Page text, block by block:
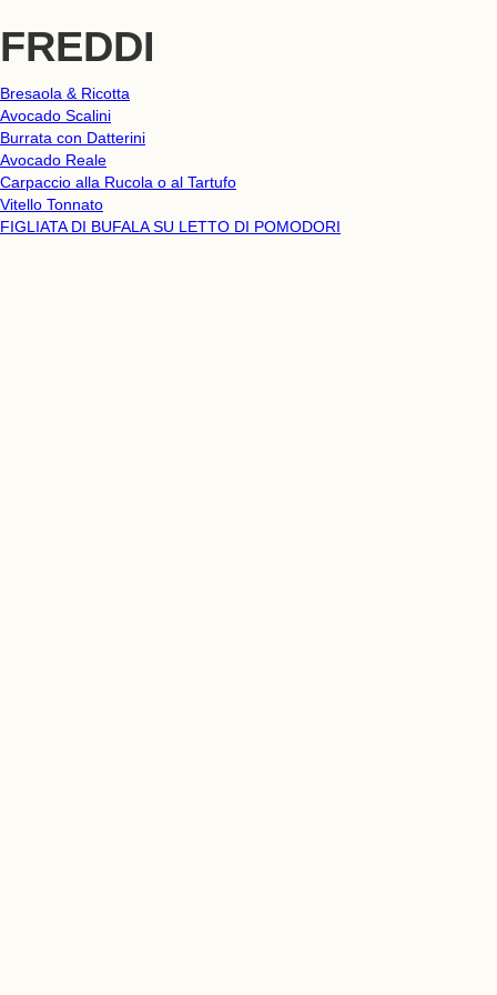
FREDDI
Bresaola & Ricotta
Avocado Scalini
Burrata con Datterini
Avocado Reale
Carpaccio alla Rucola o al Tartufo
Vitello Tonnato
FIGLIATA DI BUFALA SU LETTO DI POMODORI